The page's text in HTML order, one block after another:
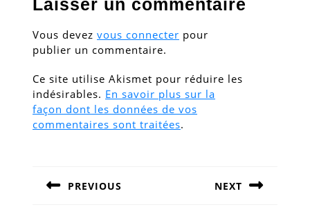
Laisser un commentaire
Vous devez vous connecter pour
publier un commentaire.
Ce site utilise Akismet pour réduire les
indésirables. En savoir plus sur la
façon dont les données de vos
commentaires sont traitées.
de
l’article
PREVIOUS NEXT